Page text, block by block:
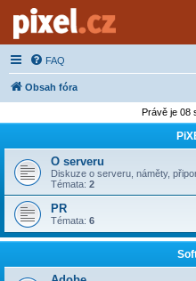
Server o natáčení a zpracování videa
FAQ
Obsah fóra
Právě je 08
O serveru
Diskuze o serveru, náměty,
Témata: 2
PR
Témata: 6